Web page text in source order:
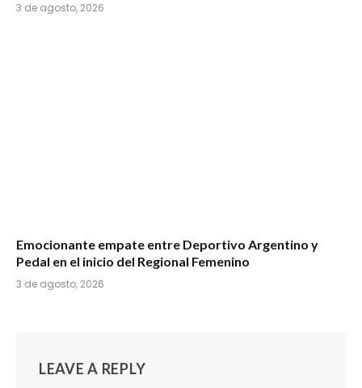
3 de agosto, 2026
Emocionante empate entre Deportivo Argentino y
Pedal en el inicio del Regional Femenino
3 de agosto, 2026
LEAVE A REPLY